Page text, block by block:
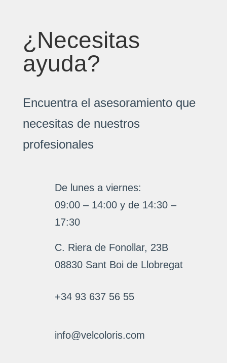
¿Necesitas
ayuda?
Encuentra el asesoramiento que
necesitas de nuestros
profesionales
De lunes a viernes:
09:00 – 14:00 y de 14:30 –
17:30
C. Riera de Fonollar, 23B
08830 Sant Boi de Llobregat
+34 93 637 56 55
info@velcoloris.com